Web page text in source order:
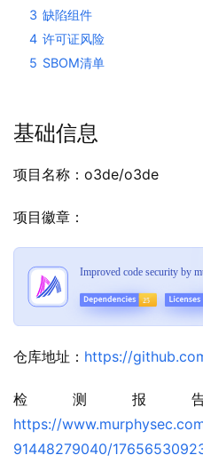
3 缺陷组件
4 许可证风险
5 SBOM清单
基础信息
项目名称：o3de/o3de
项目徽章：
仓库地址： https://
检测报
https://
91448279040/